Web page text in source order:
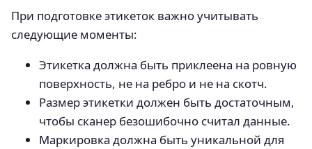
При подготовке этикеток важно учитывать
следующие моменты:
Этикетка должна быть приклеена на ровную
поверхность, не на ребро и не на скотч.
Размер этикетки должен быть достаточным,
чтобы сканер безошибочно считал данные.
Маркировка должна быть уникальной для